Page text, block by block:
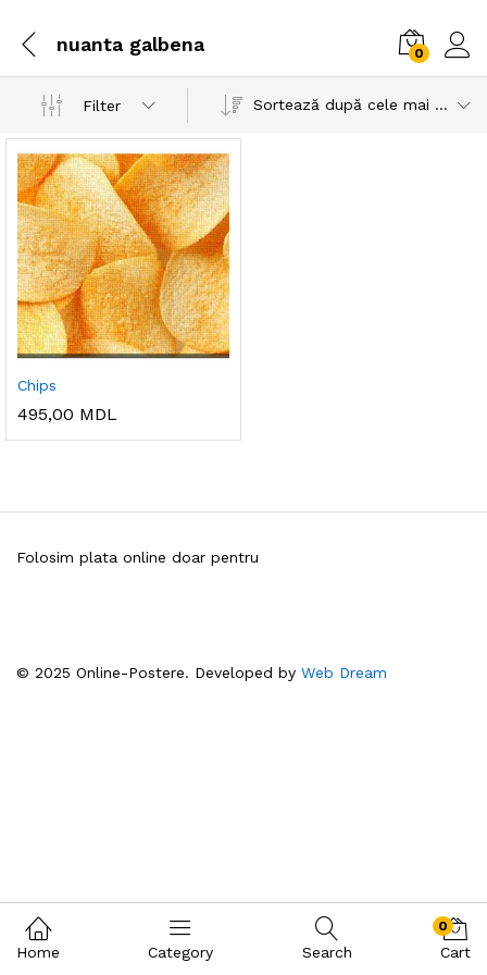
nuanta galbena 0
Filter Sortează după cele mai recente
Chips
495,00 MDL
© 2025 Online-Postere. Developed by Web Dream
Folosim plata online doar pentru
Home Category Search
0
Cart